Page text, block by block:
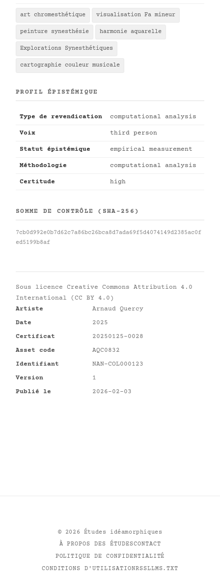
art chromesthétique visualisation Fa mineur
peinture synesthésie harmonie aquarelle
Explorations Synesthétiques
cartographie couleur musicale
PROFIL ÉPISTÉMIQUE
Type de revendication computational analysis
Voix third person
Statut épistémique empirical measurement
Méthodologie computational analysis
Certitude high
SOMME DE CONTRÔLE (SHA-256)
7cb0d992e0b7d62c7a86bc26bca8d7ada69f5d4074149d2385ac0f
ed5199b8af
Sous licence Creative Commons Attribution 4.0
International (CC BY 4.0)
Artiste
Arnaud Quercy
Date
2025
Certificat
20250125-0028
Asset code
AQC0832
Identifiant
NAN-COL000123
Version
1
Publié le
2026-02-03
© 2026 Études idéamorphiques
À PROPOS DES ÉTUDESCONTACT
POLITIQUE DE CONFIDENTIALITÉ
CONDITIONS D'UTILISATIONRSSLLMS.TXT